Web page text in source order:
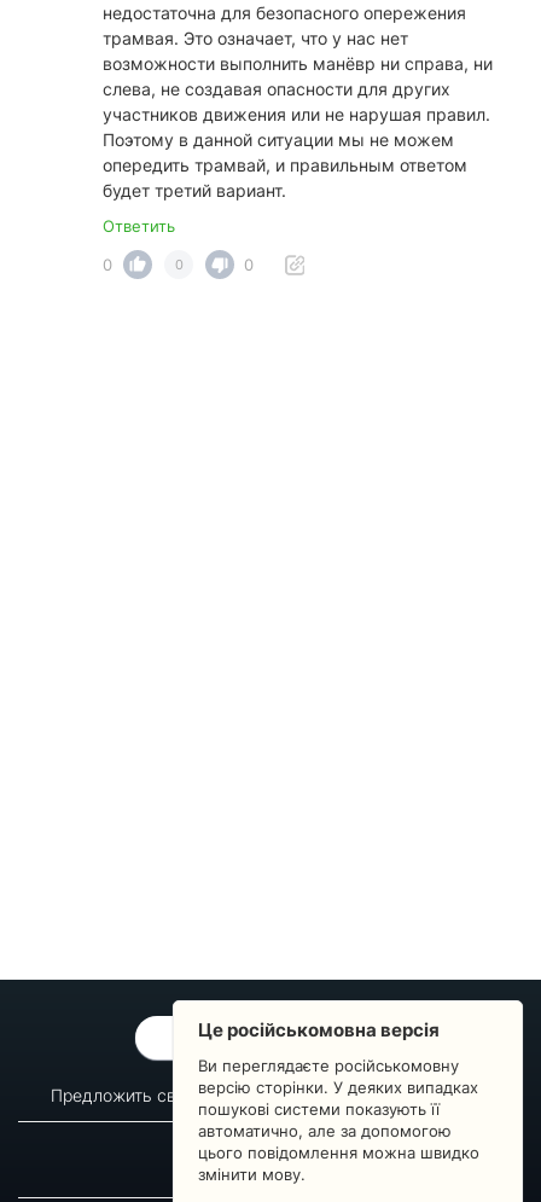
недостаточна для безопасного опережения
трамвая. Это означает, что у нас нет
возможности выполнить манёвр ни справа, ни
слева, не создавая опасности для других
участников движения или не нарушая правил.
Поэтому в данной ситуации мы не можем
опередить трамвай, и правильным ответом
будет третий вариант.
Ответить
0
0 0
ОБРАТНАЯ СВЯЗЬ
Предложить свой вопрос Статистика изменений
О сервисе
Преподавателям
Новости
Пульс страны
Це російськомовна версія
Ви переглядаєте російськомовну
версію сторінки. У деяких випадках
пошукові системи показують її
автоматично, але за допомогою
цього повідомлення можна швидко
змінити мову.